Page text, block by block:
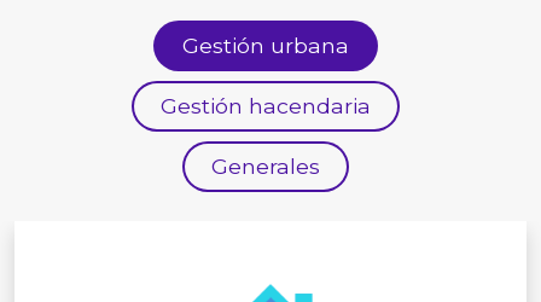
Gestión urbana
Gestión hacendaria
Generales